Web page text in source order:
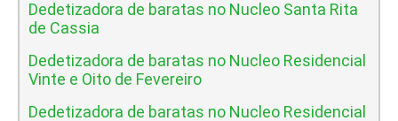
Dedetizadora de baratas no Nucleo Santa Rita
de Cassia
Dedetizadora de baratas no Nucleo Residencial
Vinte e Oito de Fevereiro
Dedetizadora de baratas no Nucleo Residencial